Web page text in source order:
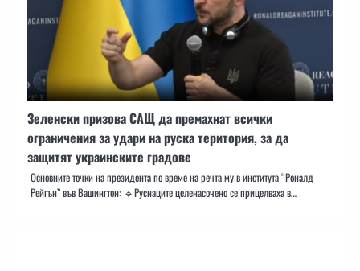
Зеленски призова САЩ да премахнат всички
ограничения за удари на руска територия, за да
защитят украинските градове
Основните точки на президента по време на речта му в института “Роналд
Рейгън” във Вашингтон: 🔹Руснаците целенасочено се прицелваха в…